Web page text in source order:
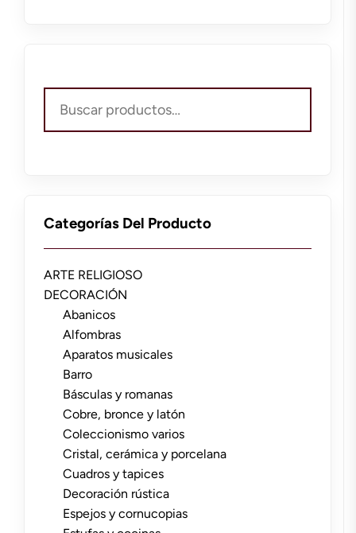
por:
Categorías Del Producto
ARTE RELIGIOSO
DECORACIÓN
Abanicos
Alfombras
Aparatos musicales
Barro
Básculas y romanas
Cobre, bronce y latón
Coleccionismo varios
Cristal, cerámica y porcelana
Cuadros y tapices
Decoración rústica
Espejos y cornucopias